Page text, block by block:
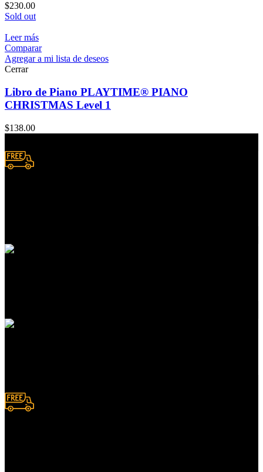
$230.00
Sold out
Leer más
Comparar
Agregar a mi lista de deseos
Cerrar
Libro de Piano PLAYTIME® PIANO
CHRISTMAS Level 1
$138.00